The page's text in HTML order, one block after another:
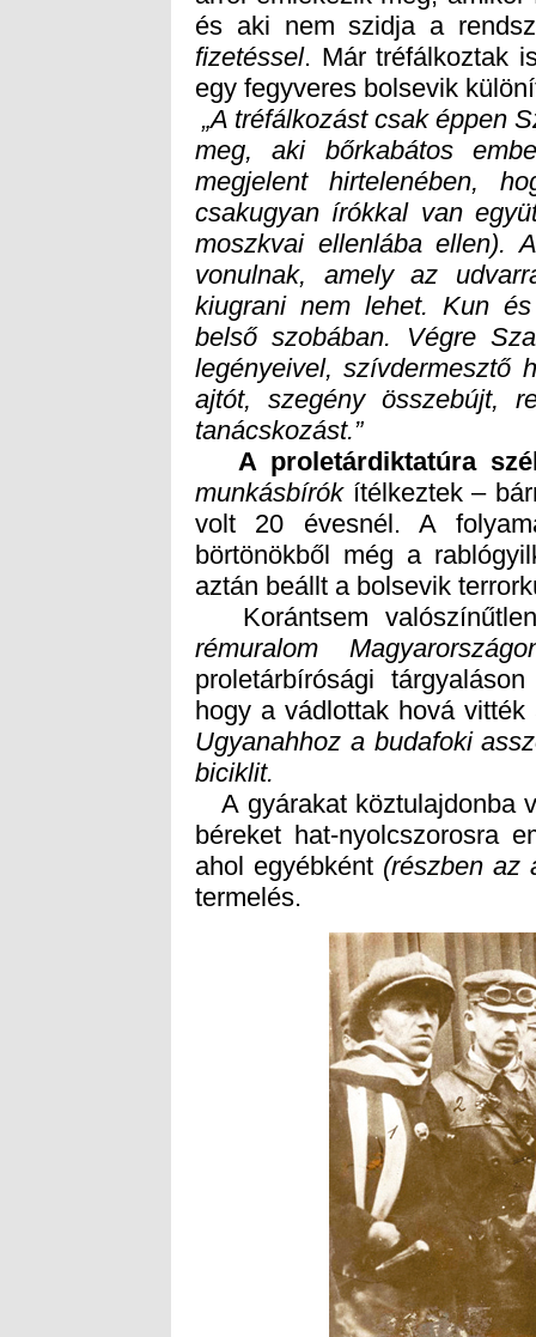
és aki nem szidja a
fizetéssel. Már tréfálkoztak
egy fegyveres bolsevik
„A tréfálkozást csak éppen
meg, aki bőrkabátos
megjelent hirtelenében,
csakugyan írókkal van
moszkvai ellenlába ellen).
vonulnak, amely az
kiugrani nem lehet. Kun
belső szobában. Végre
legényeivel, szívdermesztő
ajtót, szegény összebújt,
tanácskozást.”
A proletárdiktatúra
munkásbírókítélkeztek –
volt 20 évesnél.
börtönökből még
aztán beállt a bolsevik
Korántsem
rémuralom
hogy a vádlottak hová
Ugyanahhoz a budafoki
biciklit.
A gyárakat köztulajdonba
béreket hat-nyolcszorosra
ahol egyébként (részben az
termelés.